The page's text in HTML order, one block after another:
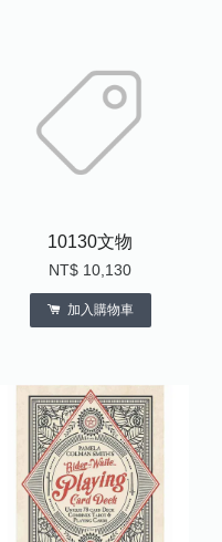
10130文物
NT$ 10,130
加入購物車